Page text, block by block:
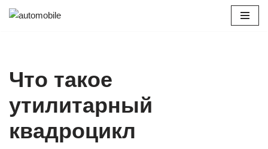
Что такое
утилитарный
квадроцикл